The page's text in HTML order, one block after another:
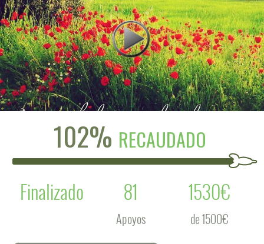
102% RECAUDADO
Finalizado
81
Apoyos
1530€
de 1500€